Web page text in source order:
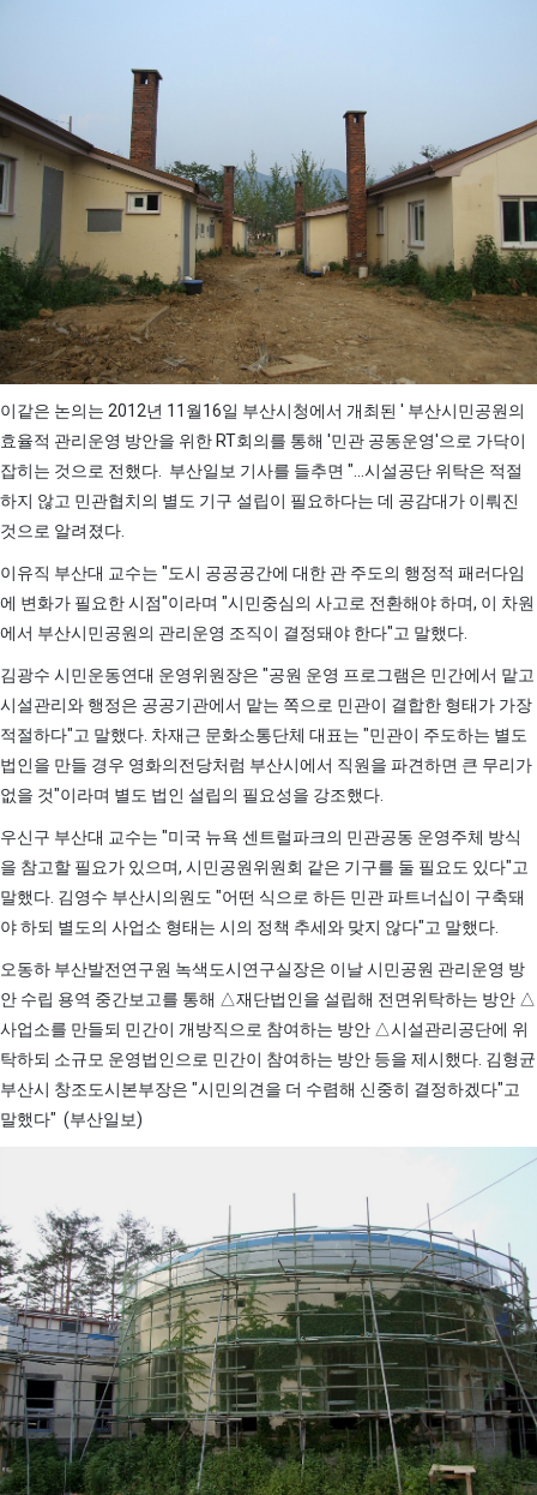
이같은 논의는 2012년 11월16일 부산시청에서 개최된 ' 부산시민공원의
효율적 관리운영 방안을 위한 RT회의를 통해 '민관 공동운영'으로 가닥이
잡히는 것으로 전했다. 부산일보 기사를 들추면 "...시설공단 위탁은 적절
하지 않고 민관협치의 별도 기구 설립이 필요하다는 데 공감대가 이뤄진
것으로 알려졌다.
이유직 부산대 교수는 "도시 공공공간에 대한 관 주도의 행정적 패러다임
에 변화가 필요한 시점"이라며 "시민중심의 사고로 전환해야 하며, 이 차원
에서 부산시민공원의 관리운영 조직이 결정돼야 한다"고 말했다.
김광수 시민운동연대 운영위원장은 "공원 운영 프로그램은 민간에서 맡고
시설관리와 행정은 공공기관에서 맡는 쪽으로 민관이 결합한 형태가 가장
적절하다"고 말했다. 차재근 문화소통단체 대표는 "민관이 주도하는 별도
법인을 만들 경우 영화의전당처럼 부산시에서 직원을 파견하면 큰 무리가
없을 것"이라며 별도 법인 설립의 필요성을 강조했다.
우신구 부산대 교수는 "미국 뉴욕 센트럴파크의 민관공동 운영주체 방식
을 참고할 필요가 있으며, 시민공원위원회 같은 기구를 둘 필요도 있다"고
말했다. 김영수 부산시의원도 "어떤 식으로 하든 민관 파트너십이 구축돼
야 하되 별도의 사업소 형태는 시의 정책 추세와 맞지 않다"고 말했다.
오동하 부산발전연구원 녹색도시연구실장은 이날 시민공원 관리운영 방
안 수립 용역 중간보고를 통해 △재단법인을 설립해 전면위탁하는 방안 △
사업소를 만들되 민간이 개방직으로 참여하는 방안 △시설관리공단에 위
탁하되 소규모 운영법인으로 민간이 참여하는 방안 등을 제시했다. 김형균
부산시 창조도시본부장은 "시민의견을 더 수렴해 신중히 결정하겠다"고
말했다" (부산일보)